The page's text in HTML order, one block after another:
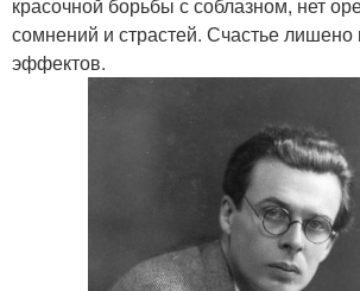
сомнений и страстей. Счастье лишено
эффектов.